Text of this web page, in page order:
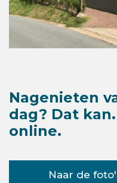
Nagenieten
dag? Dat
online.
Naar de